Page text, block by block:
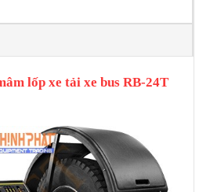
lốp xe tải xe bus RB-24T